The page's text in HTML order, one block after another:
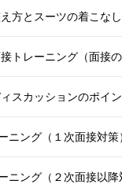
方とスーツの着こな
トレーニング（面接
スカッションのポイ
ニング（１次面接対策
ニング（２次面接以降